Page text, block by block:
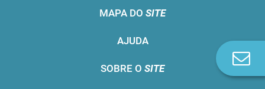
MAPA DO SITE
AJUDA
SOBRE O SITE